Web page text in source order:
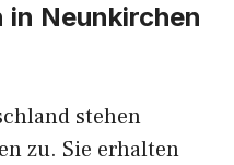
in Neunkirchen
stehen
zu. Sie erhalten